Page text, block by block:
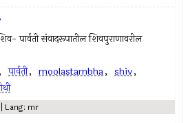
पार्वती संवादरूपातील शिवपुराणावरील
, पार्वती, moolastambha, shiv,
| Lang: mr